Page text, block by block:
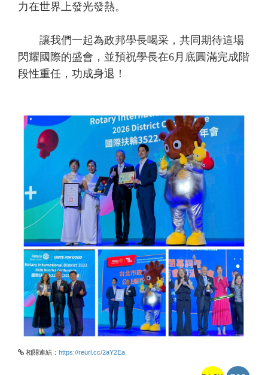
力在世界上發光發熱。
讓我們一起為政邦學長喝采，共同期待這場
閃耀國際的盛會，並預祝學長在6月底圓滿完成階
段性重任，功成身退！
相關連結： https://reurl.cc/2aY2Ea